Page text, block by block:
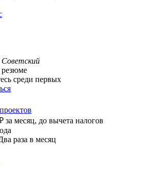
Советский
среди первых
за месяц, до вычета налогов
раза в месяц